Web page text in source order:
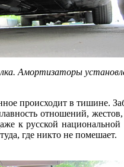
Амортизаторы
происходит в тишине.
отношений,
к русской
где никто не помешает.